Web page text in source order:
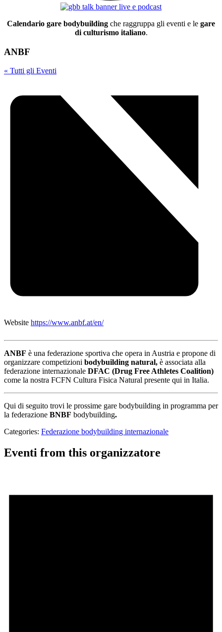
Calendario gare bodybuilding che raggruppa gli eventi e le gare
di culturismo italiano.
ANBF
« Tutti gli Eventi
Website https://www.anbf.at/en/
ANBF è una federazione sportiva che opera in Austria e propone di
organizzare competizioni bodybuilding natural, è associata alla
federazione internazionale DFAC (Drug Free Athletes Coalition)
come la nostra FCFN Cultura Fisica Natural presente qui in Italia.
Qui di seguito trovi le prossime gare bodybuilding in programma per
la federazione BNBF bodybuilding.
Categories: Federazione bodybuilding internazionale
Eventi from this organizzatore